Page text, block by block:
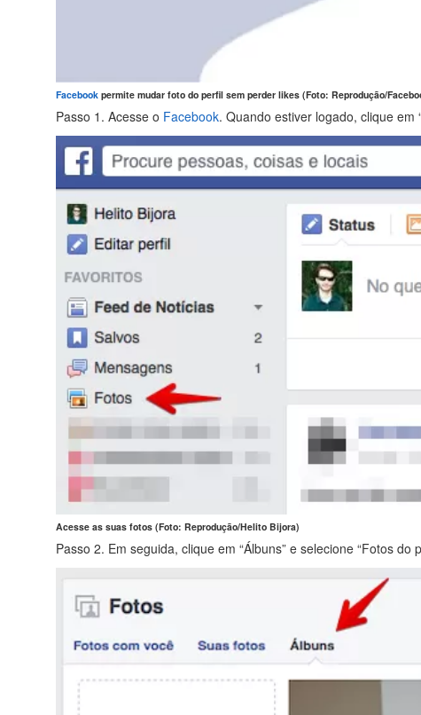
Facebookpermite mudar foto do perfil sem perder likes (Foto: Reprodução/
Passo 1. Acesse o Facebook. Quando estiver logado, clique em
Acesse as suas fotos (Foto: Reprodução/Helito Bijora)
Passo 2. Em seguida, clique em “Álbuns” e selecione “Fotos do